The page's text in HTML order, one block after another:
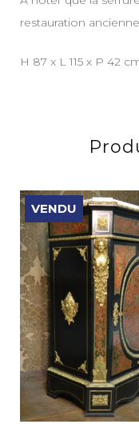
restauration
H 87 x L 115 x P 42
VENDU